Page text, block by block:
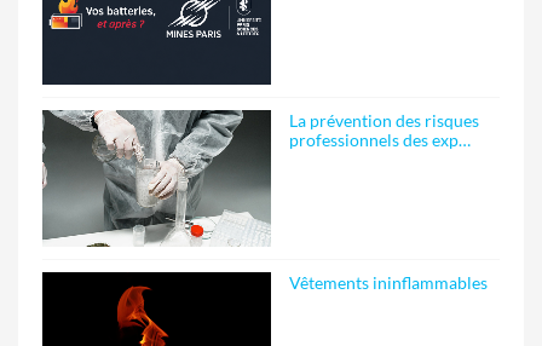
La prévention des risques
professionnels des exp…
Vêtements ininflammables